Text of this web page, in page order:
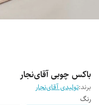
باکس چوبی آقای‌نجار
برند:تولیدی آقای‌نجار
رنگ